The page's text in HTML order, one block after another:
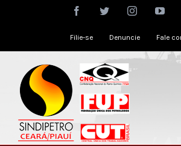
facebooktwitter instagram
Filie-se Denuncie Fale